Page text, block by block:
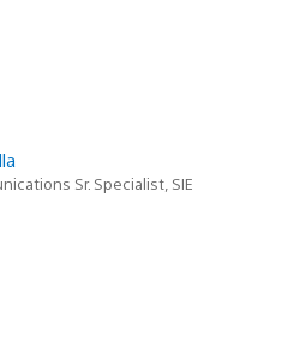
Sr. Specialist, SIE